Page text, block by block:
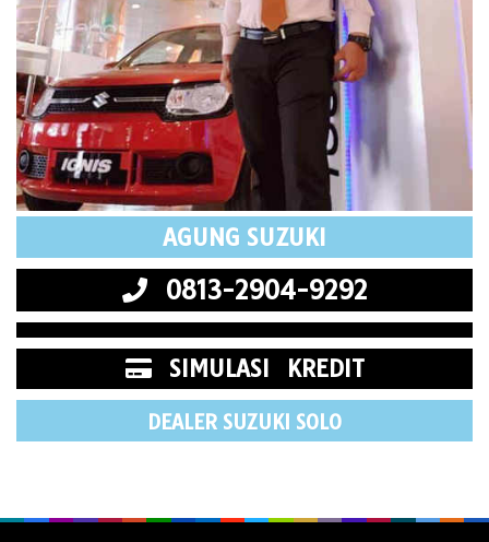
AGUNG SUZUKI
0813-2904-9292
SIMULASI KREDIT
DEALER SUZUKI SOLO